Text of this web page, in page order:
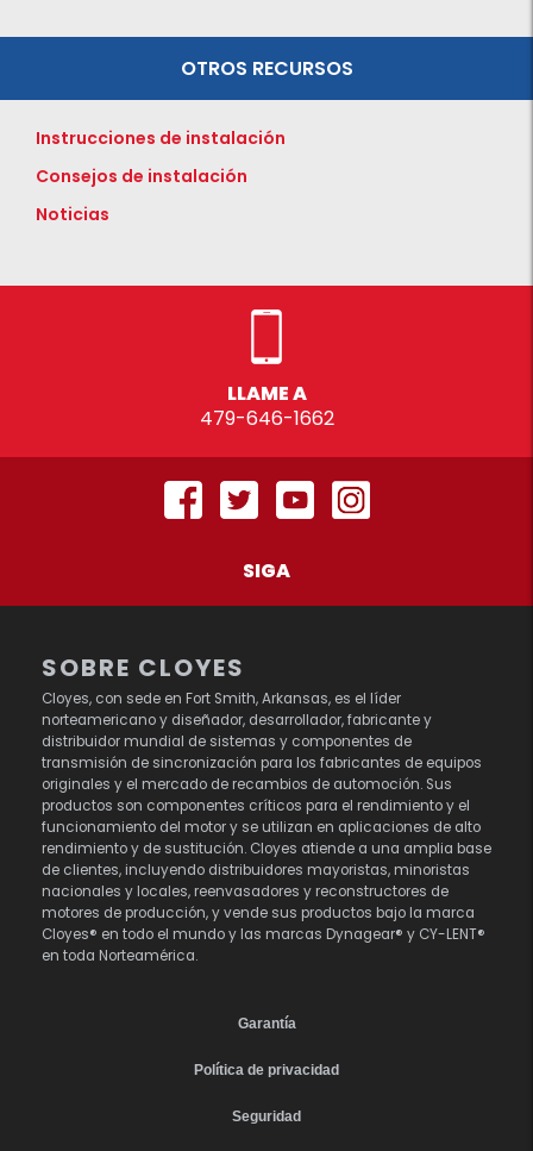
OTROS RECURSOS
Instrucciones de instalación
Consejos de instalación
Noticias
LLAME A
479-646-1662
SIGA
SOBRE CLOYES
Cloyes, con sede en Fort Smith, Arkansas, es el líder
norteamericano y diseñador, desarrollador, fabricante y
distribuidor mundial de sistemas y componentes de
transmisión de sincronización para los fabricantes de equipos
originales y el mercado de recambios de automoción. Sus
productos son componentes críticos para el rendimiento y el
funcionamiento del motor y se utilizan en aplicaciones de alto
rendimiento y de sustitución. Cloyes atiende a una amplia base
de clientes, incluyendo distribuidores mayoristas, minoristas
nacionales y locales, reenvasadores y reconstructores de
motores de producción, y vende sus productos bajo la marca
Cloyes® en todo el mundo y las marcas Dynagear® y CY-LENT®
en toda Norteamérica.
Garantía
Política de privacidad
Seguridad